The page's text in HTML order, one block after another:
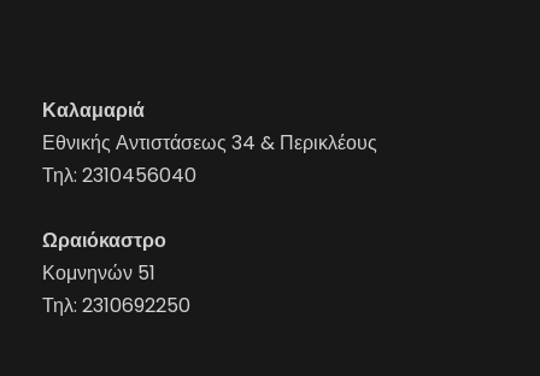
Καλαμαριά
Εθνικής Αντιστάσεως 34 & Περικλέους
Τηλ: 2310456040
Ωραιόκαστρο
Κομνηνών 51
Τηλ: 2310692250